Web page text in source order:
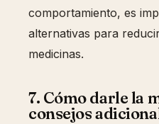
comportamiento, es
alternativas para
medicinas.
7. Cómo darle la
consejos